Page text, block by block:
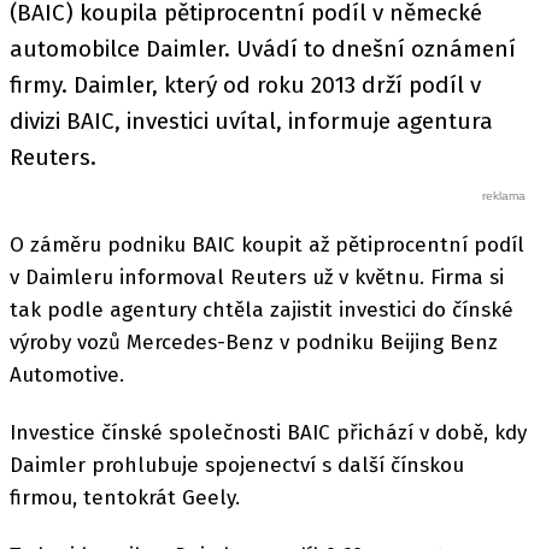
(BAIC) koupila pětiprocentní podíl v německé
automobilce Daimler. Uvádí to dnešní oznámení
firmy. Daimler, který od roku 2013 drží podíl v
divizi BAIC, investici uvítal, informuje agentura
Reuters.
O záměru podniku BAIC koupit až pětiprocentní podíl
v Daimleru informoval Reuters už v květnu. Firma si
tak podle agentury chtěla zajistit investici do čínské
výroby vozů Mercedes-Benz v podniku Beijing Benz
Automotive.
Investice čínské společnosti BAIC přichází v době, kdy
Daimler prohlubuje spojenectví s další čínskou
firmou, tentokrát Geely.